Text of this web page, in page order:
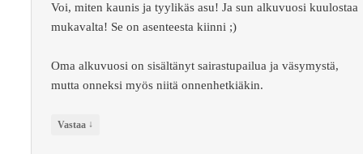
Voi, miten kaunis ja tyylikäs asu! Ja sun alkuvuosi kuulostaa
mukavalta! Se on asenteesta kiinni ;)
Oma alkuvuosi on sisältänyt sairastupailua ja väsymystä,
mutta onneksi myös niitä onnenhetkiäkin.
Vastaa ↓